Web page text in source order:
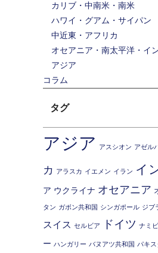
カリブ・中南米・南米
ハワイ・グアム・サイパン
中近東・アフリカ
オセアニア・南太平洋・イ
アジア
コラム
タグ
アジア アスシオン アゼル
カ アラスカ イエメン イラン イ
ア ウクライナ オセアニア
タン ガボン共和国 シンガポール ジブ
スイス セルビア ドイツ ナミ
ー ハンガリー バヌアツ共和国 パキス